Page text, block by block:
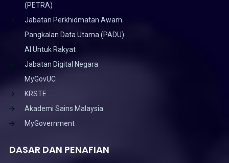
(PETRA)
Jabatan Perkhidmatan Awam
Pangkalan Data Utama (PADU)
AI Untuk Rakyat
Jabatan Digital Negara
MyGovUC
KRSTE
Akademi Sains Malaysia
MyGovernment
DASAR DAN PENAFIAN